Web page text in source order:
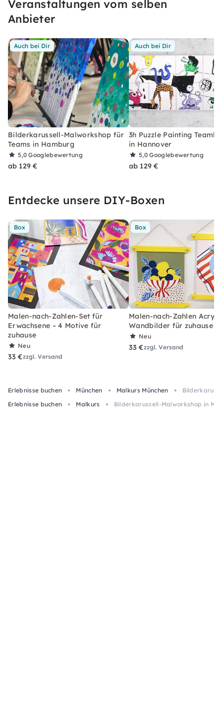
Veranstaltungen vom selben
Anbieter
Auch bei Dir
Bilderkarussell-Malworkshop für
Teams in Hamburg
5,0Googlebewertung
ab 129 €
Auch bei Dir
3h Puzzle Painting
in Hannover
5,0Googlebewertung
ab 129 €
Entdecke unsere DIY-Boxen
Box
Malen-nach-Zahlen-Set für
Erwachsene – 4 Motive für
zuhause
Neu
33 €zzgl. Versand
Box
Malen-nach-Zahlen Acryl-
Wandbilder für zuhause
Neu
33 €zzgl. Versand
Erlebnisse buchen München Malkurs München
Erlebnisse buchen
Malkurs Bilderkarussell-Malworkshop in